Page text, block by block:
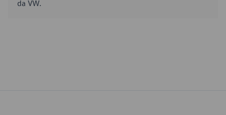
da VW.